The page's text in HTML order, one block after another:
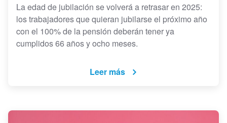
La edad de jubilación se volverá a retrasar en 2025:
los trabajadores que quieran jubilarse el próximo año
con el 100% de la pensión deberán tener ya
cumplidos 66 años y ocho meses.
Leer más